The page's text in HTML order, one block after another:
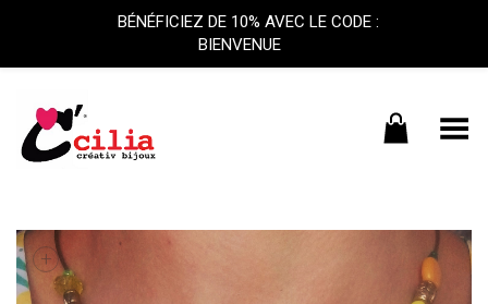
Basculer le menu
+
BÉNÉFICIEZ DE 10% AVEC LE CODE :
BIENVENUE